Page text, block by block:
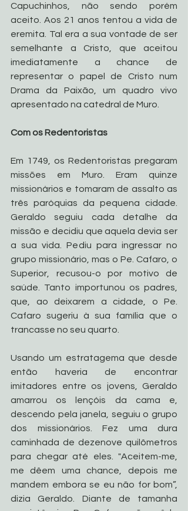
Capuchinhos, não sendo porém
aceito. Aos 21 anos tentou a vida de
eremita. Tal era a sua vontade de ser
semelhante a Cristo, que aceitou
imediatamente a chance de
representar o papel de Cristo num
Drama da Paixão, um quadro vivo
apresentado na catedral de Muro.
Com os Redentoristas
Em 1749, os Redentoristas pregaram
missões em Muro. Eram quinze
missionários e tomaram de assalto as
três paróquias da pequena cidade.
Geraldo seguiu cada detalhe da
missão e decidiu que aquela devia ser
a sua vida. Pediu para ingressar no
grupo missionário, mas o Pe. Cafaro, o
Superior, recusou-o por motivo de
saúde. Tanto importunou os padres,
que, ao deixarem a cidade, o Pe.
Cafaro sugeriu à sua família que o
trancasse no seu quarto.
Usando um estratagema que desde
então haveria de encontrar
imitadores entre os jovens, Geraldo
amarrou os lençóis da cama e,
descendo pela janela, seguiu o grupo
dos missionários. Fez uma dura
caminhada de dezenove quilômetros
para chegar até eles. "Aceitem-me,
me dêem uma chance, depois me
mandem embora se eu não for bom”,
dizia Geraldo. Diante de tamanha